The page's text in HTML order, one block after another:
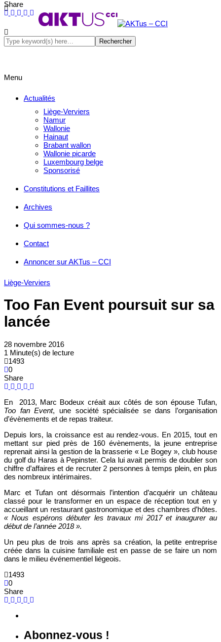
Menu
Actualités
Liège-Verviers
Namur
Wallonie
Hainaut
Brabant wallon
Wallonie picarde
Luxembourg belge
Sponsorisé
Constitutions et Faillites
Archives
Qui sommes-nous ?
Contact
Annoncer sur AKTus – CCI
Liège-Verviers
Too Fan Event poursuit sur sa
lancée
28 novembre 2016
1 Minute(s) de lecture
1493
0
Share
En 2013, Marc Bodeux créait aux côtés de son épouse Tufan,
Too fan Event, une société spécialisée se dans l’organisation
d’évènements et de repas traiteur.
Depuis lors, la croissance est au rendez-vous. En 2015, tout en
mettant sur pied près de 160 évènements, la jeune entreprise
reprenait ainsi la gestion de la brasserie « Le Bogey », club house
du golf du Haras à Pepinster. Cela lui avait permis de doubler son
chiffre d’affaires et de recruter 2 personnes à temps plein, en plus
des nombreux intérimaires.
Marc et Tufan ont désormais l’intention d’acquérir un château
classé pour le transformer en un espace de réception tout en y
accueillant un restaurant gastronomique et des chambres d’hôtes.
« Nous espérons débuter les travaux mi 2017 et inaugurer au
début de l’année 2018 ».
Un peu plus de trois ans après sa création, la petite entreprise
créée dans la cuisine familiale est en passe de se faire un nom
dans le milieu événementiel liégeois.
Share
1493
0
Share
Abonnez-vous !